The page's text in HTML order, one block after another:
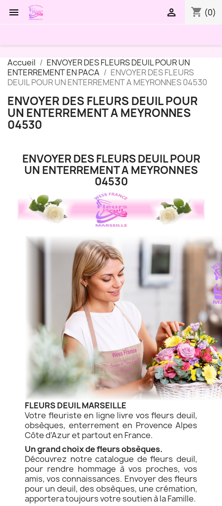
 shopping_cart (0)

Accueil
ENVOYER DES FLEURS DEUIL POUR UN
ENTERREMENT EN PACA
ENVOYER DES FLEURS
DEUIL POUR UN ENTERREMENT A MEYRONNES 04530
ENVOYER DES FLEURS DEUIL POUR
UN ENTERREMENT A MEYRONNES
04530
ENVOYER DES FLEURS DEUIL POUR
UN ENTERREMENT A MEYRONNES
04530
FLEURS DEUIL MARSEILLE
Votre fleuriste en ligne livre vos fleurs deuil,
obsèques, enterrement en Provence Alpes
Côte d'Azur et partout en France.
Un grand choix de fleurs obsèques.
Découvrez notre catalogue de fleurs deuil,
pour rendre hommage à vos proches, vos
amis, vos connaissances. Envoyer des fleurs
pour un deuil, des obsèques, une crémation,
apportera toujours votre soutien à la Famille.